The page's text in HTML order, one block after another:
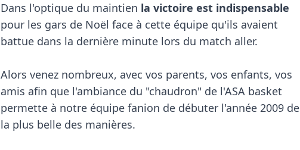
Dans l'optique du maintien la victoire est indispensable
pour les gars de Noël face à cette équipe qu'ils avaient
battue dans la dernière minute lors du match aller.
Alors venez nombreux, avec vos parents, vos enfants, vos
amis afin que l'ambiance du "chaudron" de l'ASA basket
permette à notre équipe fanion de débuter l'année 2009 de
la plus belle des manières.